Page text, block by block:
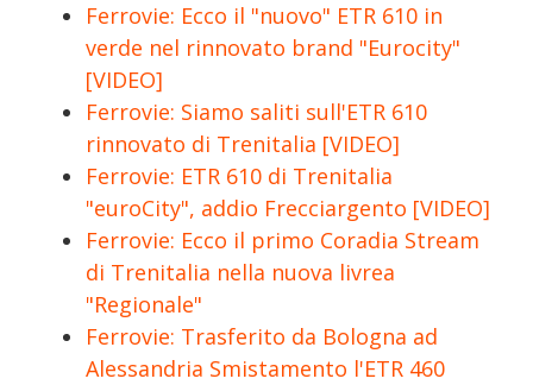
Ferrovie: Ecco il "nuovo" ETR 610 in
verde nel rinnovato brand "Eurocity"
[VIDEO]
Ferrovie: Siamo saliti sull'ETR 610
rinnovato di Trenitalia [VIDEO]
Ferrovie: ETR 610 di Trenitalia
"euroCity", addio Frecciargento [VIDEO]
Ferrovie: Ecco il primo Coradia Stream
di Trenitalia nella nuova livrea
"Regionale"
Ferrovie: Trasferito da Bologna ad
Alessandria Smistamento l'ETR 460